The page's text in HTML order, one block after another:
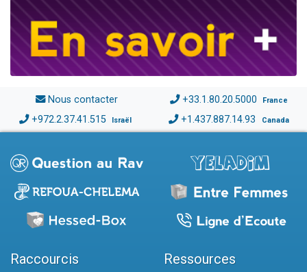
Nous contacter +33.1.80.20.5000 France
+972.2.37.41.515 Israël +1.437.887.14.93 Canada
Raccourcis Ressources